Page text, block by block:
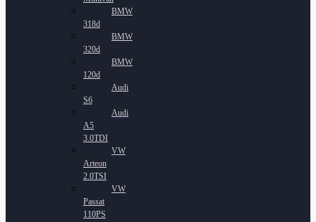
BMW
318d
BMW
320d
BMW
120d
Audi
S6
Audi
A5
3.0TDI
VW
Arteon
2.0TSI
VW
Passat
110PS